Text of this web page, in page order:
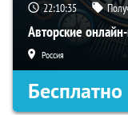
22:10:34
Авторские
Россия
Бесплатно